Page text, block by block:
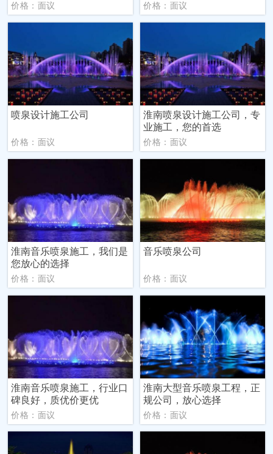
价格：面议 价格：面议
喷泉设计施工公司
价格：面议
淮南喷泉设计施工公司，专
业施工，您的首选
价格：面议
淮南音乐喷泉施工，我们是
您放心的选择
价格：面议
音乐喷泉公司
价格：面议
淮南音乐喷泉施工，行业口
碑良好，质优价更优
价格：面议
淮南大型音乐喷泉工程，正
规公司，放心选择
价格：面议